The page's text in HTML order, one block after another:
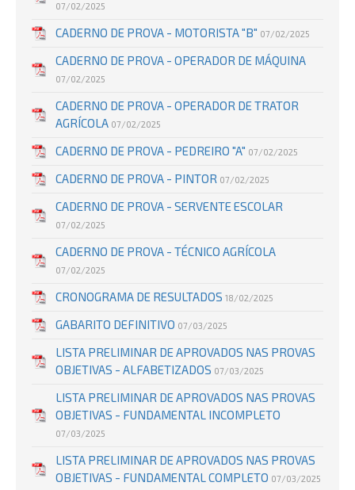
07/02/2025
CADERNO DE PROVA - MOTORISTA "B" 07/02/2025
CADERNO DE PROVA - OPERADOR DE MÁQUINA
07/02/2025
CADERNO DE PROVA - OPERADOR DE TRATOR
AGRÍCOLA 07/02/2025
CADERNO DE PROVA - PEDREIRO "A" 07/02/2025
CADERNO DE PROVA - PINTOR 07/02/2025
CADERNO DE PROVA - SERVENTE ESCOLAR
07/02/2025
CADERNO DE PROVA - TÉCNICO AGRÍCOLA
07/02/2025
CRONOGRAMA DE RESULTADOS 18/02/2025
GABARITO DEFINITIVO 07/03/2025
LISTA PRELIMINAR DE APROVADOS NAS PROVAS
OBJETIVAS - ALFABETIZADOS 07/03/2025
LISTA PRELIMINAR DE APROVADOS NAS PROVAS
OBJETIVAS - FUNDAMENTAL INCOMPLETO
07/03/2025
LISTA PRELIMINAR DE APROVADOS NAS PROVAS
OBJETIVAS - FUNDAMENTAL COMPLETO 07/03/2025